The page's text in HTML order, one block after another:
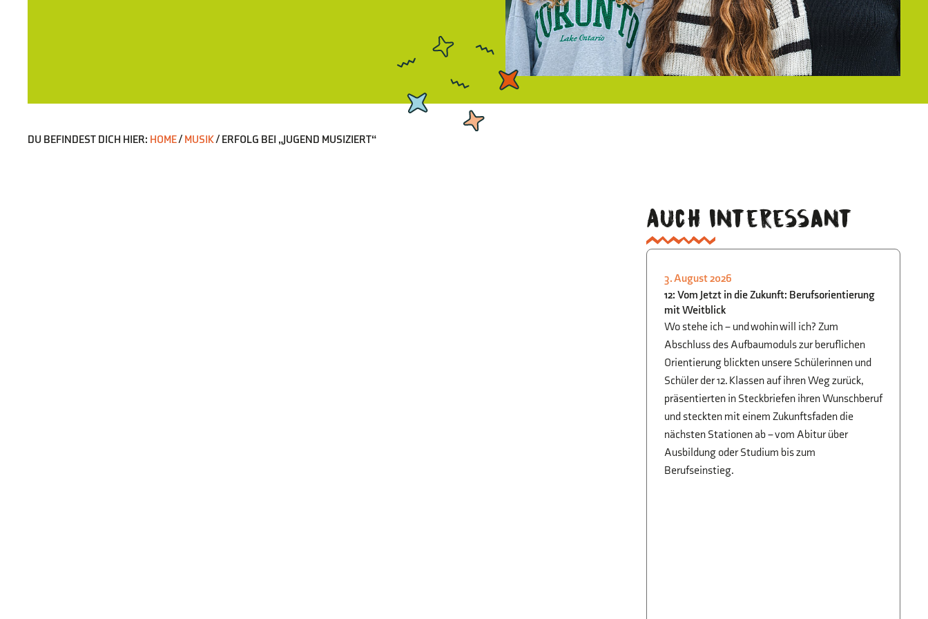
DU BEFINDEST DICH HIER: HOME/ MUSIK/ ERFOLG BEI „JUGEND MUSIZIERT“
Auch interessant
STUDIEN- UND
BERUFSORIENTIERUNG
3. August 2026
12: Vom Jetzt in die Zukunft: Berufsorientierung
mit Weitblick
Wo stehe ich – und wohin will ich? Zum
Abschluss des Aufbaumoduls zur beruflichen
Orientierung blickten unsere Schülerinnen und
Schüler der 12. Klassen auf ihren Weg zurück,
präsentierten in Steckbriefen ihren Wunschberuf
und steckten mit einem Zukunftsfaden die
nächsten Stationen ab – vom Abitur über
Ausbildung oder Studium bis zum
Berufseinstieg.